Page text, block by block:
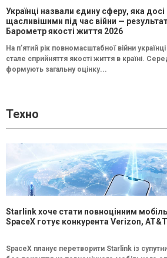
Українці назвали єдину сферу, яка досі
щасливішими під час війни —
Барометр якості життя 2026
На п’ятий рік повномасштабної війни
стале сприйняття якості життя в країні.
формують загальну оцінку...
Техно
Starlink хоче стати повноцінним
SpaceX готує конкурента Verizon,
SpaceX планує перетворити Starlink із